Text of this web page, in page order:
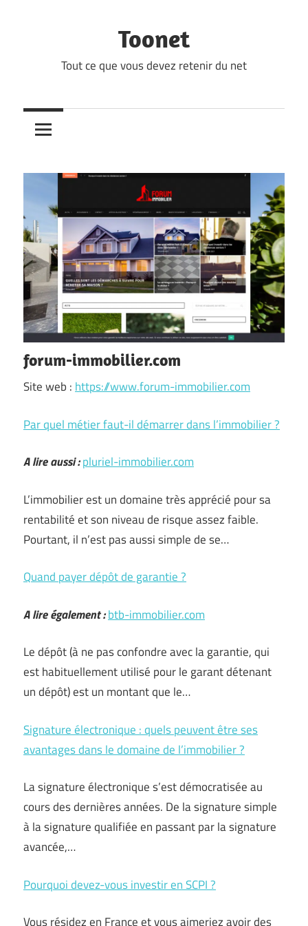
Toonet
Tout ce que vous devez retenir du net
forum-immobilier.com
Site web : https://www.forum-immobilier.com
Par quel métier faut-il démarrer dans l’immobilier ?
A lire aussi :pluriel-immobilier.com
L’immobilier est un domaine très apprécié pour sa
rentabilité et son niveau de risque assez faible.
Pourtant, il n’est pas aussi simple de se…
Quand payer dépôt de garantie ?
A lire également :btb-immobilier.com
Le dépôt (à ne pas confondre avec la garantie, qui
est habituellement utilisé pour le garant détenant
un dépôt) est un montant que le…
Signature électronique : quels peuvent être ses
avantages dans le domaine de l’immobilier ?
La signature électronique s’est démocratisée au
cours des dernières années. De la signature simple
à la signature qualifiée en passant par la signature
avancée,…
Pourquoi devez-vous investir en SCPI ?
Vous résidez en France et vous aimeriez avoir des